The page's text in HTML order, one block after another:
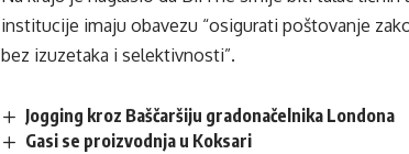
institucije imaju obavezu “osigurati poštovanje
bez izuzetaka i selektivnosti”.
Jogging kroz Baščaršiju gradonačelnika Londona
Gasi se proizvodnja u Koksari